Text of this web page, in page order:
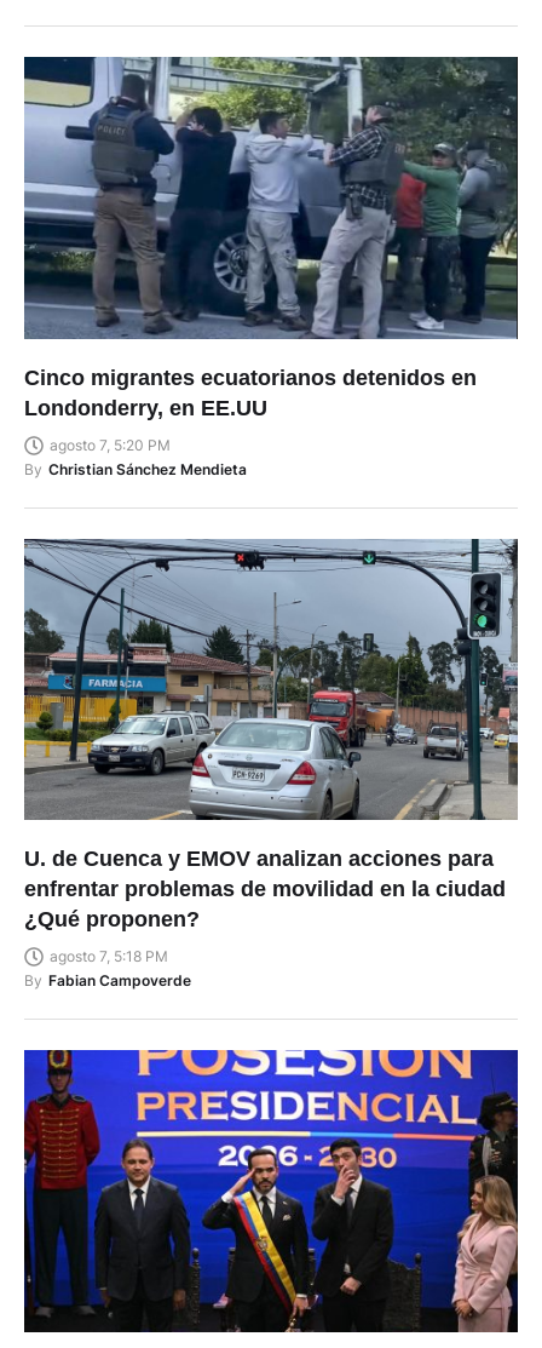
Cinco migrantes ecuatorianos detenidos en
Londonderry, en EE.UU
agosto 7, 5:20 PM
By Christian Sánchez Mendieta
U. de Cuenca y EMOV analizan acciones para
enfrentar problemas de movilidad en la ciudad
¿Qué proponen?
agosto 7, 5:18 PM
By Fabian Campoverde